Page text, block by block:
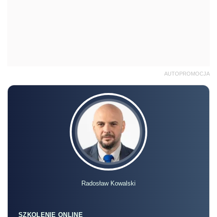
AUTOPROMOCJA
Radosław Kowalski
SZKOLENIE ONLINE